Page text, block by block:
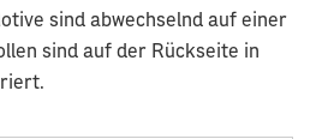
sind abwechselnd auf einer
sind auf der Rückseite in